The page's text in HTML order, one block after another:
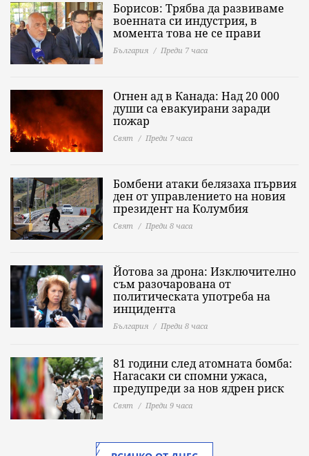
Борисов: Трябва да развиваме
военната си индустрия, в
момента това не се прави
България Преди 7 часа
Огнен ад в Канада: Над 20 000
души са евакуирани заради
пожар
Свят Преди 7 часа
Бомбени атаки белязаха първия
ден от управлението на новия
президент на Колумбия
Свят Преди 8 часа
Йотова за дрона: Изключително
съм разочарована от
политическата употреба на
инцидента
България Преди 8 часа
81 години след атомната бомба:
Нагасаки си спомни ужаса,
предупреди за нов ядрен риск
Свят Преди 9 часа